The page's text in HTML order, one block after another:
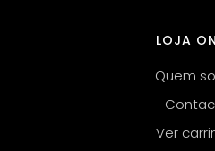
LOJA
Quem
Ver